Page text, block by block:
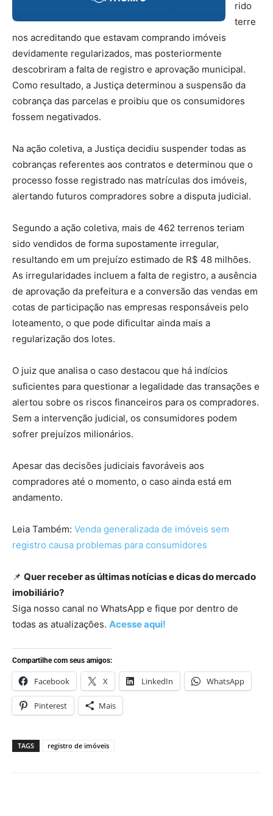
rido
terre
nos acreditando que estavam comprando imóveis
devidamente regularizados, mas posteriormente
descobriram a falta de registro e aprovação municipal.
Como resultado, a Justiça determinou a suspensão da
cobrança das parcelas e proibiu que os consumidores
fossem negativados.
Na ação coletiva, a Justiça decidiu suspender todas as
cobranças referentes aos contratos e determinou que o
processo fosse registrado nas matrículas dos imóveis,
alertando futuros compradores sobre a disputa judicial.
Segundo a ação coletiva, mais de 462 terrenos teriam
sido vendidos de forma supostamente irregular,
resultando em um prejuízo estimado de R$ 48 milhões.
As irregularidades incluem a falta de registro, a ausência
de aprovação da prefeitura e a conversão das vendas em
cotas de participação nas empresas responsáveis pelo
loteamento, o que pode dificultar ainda mais a
regularização dos lotes.
O juiz que analisa o caso destacou que há indícios
suficientes para questionar a legalidade das transações e
alertou sobre os riscos financeiros para os compradores.
Sem a intervenção judicial, os consumidores podem
sofrer prejuízos milionários.
Apesar das decisões judiciais favoráveis aos
compradores até o momento, o caso ainda está em
andamento.
Leia Também: Venda generalizada de imóveis sem
registro causa problemas para consumidores
📌 Quer receber as últimas notícias e dicas do mercado
imobiliário?
Siga nosso canal no WhatsApp e fique por dentro de
todas as atualizações. Acesse aqui!
Compartilhe com seus amigos:
Facebook X LinkedIn WhatsApp
Pinterest Mais
TAGS registro de imóveis